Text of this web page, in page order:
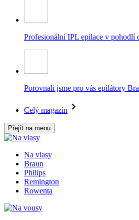
Profesionální IPL epilace v pohodlí
Porovnali jsme pro vás epilátory
Celý magazín
Přejít na menu
Na vlasy
Braun
Philips
Remington
Rowenta